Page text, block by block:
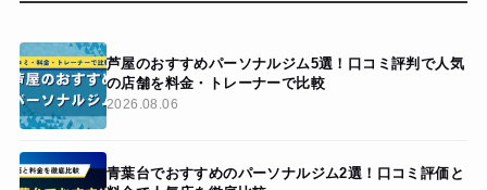
芦屋のおすすめパーソナルジム5選！口コミ評判で人気
の店舗を料金・トレーナーで比較
2026.08.06
青葉台でおすすめのパーソナルジム2選！口コミ評価と